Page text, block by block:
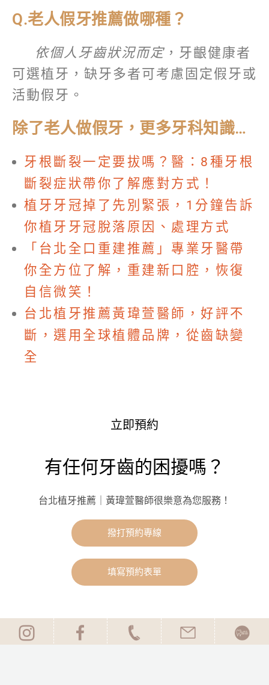
Q.老人假牙推薦做哪種？
依個人牙齒狀況而定 ，牙齦健康者
可選植牙，缺牙多者可考慮固定假牙或
活動假牙。
除了老人做假牙，更多牙科知識…
牙根斷裂一定要拔嗎？醫：8種牙根
斷裂症狀帶你了解應對方式！
植牙牙冠掉了先別緊張，1分鐘告訴
你植牙牙冠脫落原因、處理方式
「台北全口重建推薦」專業牙醫帶
你全方位了解，重建新口腔，恢復
自信微笑！
台北植牙推薦黃瑋萱醫師，好評不
斷，選用全球植體品牌，從齒缺變
全
立即預約
有任何牙齒的困擾嗎？
台北植牙推薦｜黃瑋萱醫師很樂意為您服務！
撥打預約專線
填寫預約表單